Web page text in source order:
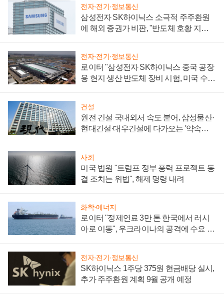
전자·전기·정보통신
삼성전자 SK하이닉스 소극적 주주환원
에 해외 증권가 비판, "반도체 호황 지속
전자·전기·정보통신
로이터 "삼성전자 SK하이닉스 중국 공장
용 현지 생산 반도체 장비 시험, 미국 수출
건설
원전 건설 국내외서 속도 붙어, 삼성물산·
현대건설·대우건설에 다가오는 '약속의
사회
미국 법원 "트럼프 정부 풍력 프로젝트 동
결 조치는 위법", 해제 명령 내려
화학·에너지
로이터 "정제연료 3만 톤 한국에서 러시
아로 이동", 우크라이나의 공격에 수요 늘
전자·전기·정보통신
SK하이닉스 1주당 375원 현금배당 실시,
추가 주주환원 계획 9월 공개 예정